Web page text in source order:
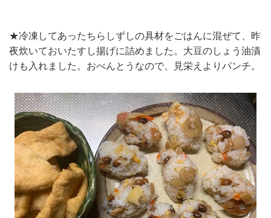
★冷凍してあったちらしずしの具材をごはんに混ぜて、昨
夜炊いておいたすし揚げに詰めました。大豆のしょう油漬
けも入れました。おべんとうなので、見栄えよりパンチ。